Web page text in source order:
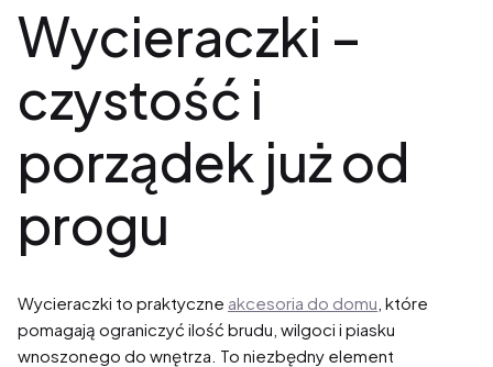
Wycieraczki –
czystość i
porządek już od
progu
Wycieraczki to praktyczne akcesoria do domu , które
pomagają ograniczyć ilość brudu, wilgoci i piasku
wnoszonego do wnętrza. To niezbędny element